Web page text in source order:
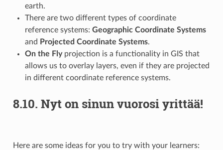
earth.
There are two different types of coordinate
reference systems: Geographic Coordinate Systems
and Projected Coordinate Systems.
On the Flyprojection is a functionality in GIS that
allows us to overlay layers, even if they are projected
in different coordinate reference systems.
8.10. Nyt on sinun vuorosi yrittää!
Here are some ideas for you to try with your learners: